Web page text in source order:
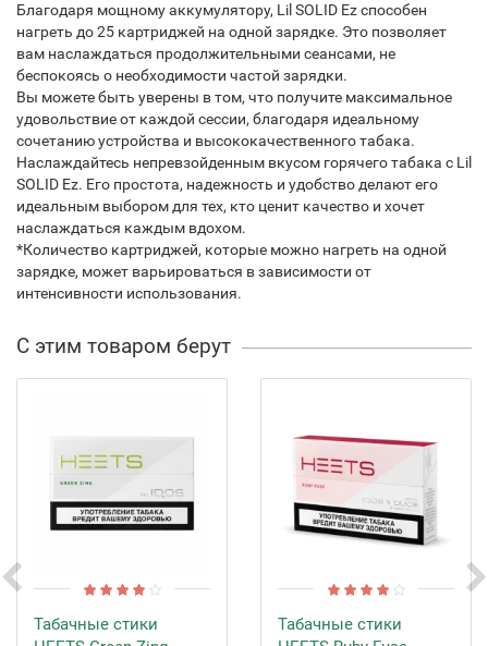
Благодаря мощному аккумулятору, Lil SOLID Ez способен
нагреть до 25 картриджей на одной зарядке. Это позволяет
вам наслаждаться продолжительными сеансами, не
беспокоясь о необходимости частой зарядки.
Вы можете быть уверены в том, что получите максимальное
удовольствие от каждой сессии, благодаря идеальному
сочетанию устройства и высококачественного табака.
Наслаждайтесь непревзойденным вкусом горячего табака с Lil
SOLID Ez. Его простота, надежность и удобство делают его
идеальным выбором для тех, кто ценит качество и хочет
наслаждаться каждым вдохом.
*Количество картриджей, которые можно нагреть на одной
зарядке, может варьироваться в зависимости от
интенсивности использования.
С этим товаром берут
Табачные стики
Табачные стики